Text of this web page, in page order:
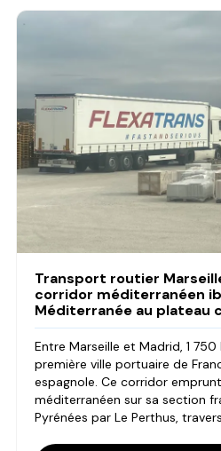
Transport routier
corridor méditerranéen
Méditerranée au plateau
Entre Marseille et Madrid, 1
première ville portuaire de
espagnole. Ce corridor
méditerranéen sur sa section
Pyrénées par Le Perthus,